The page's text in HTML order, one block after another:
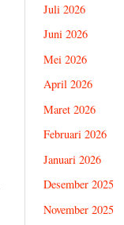
Juli 2026
Juni 2026
Mei 2026
April 2026
Maret 2026
Februari 2026
Januari 2026
Desember 2025
November 2025